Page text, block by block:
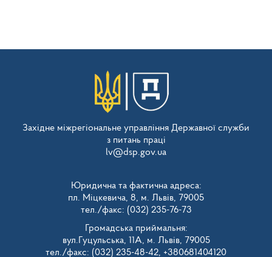
Західне міжрегіональне управління Державної служби
з питань праці
lv@dsp.gov.ua
Юридична та фактична адреса:
пл. Міцкевича, 8, м. Львів, 79005
тел./факс: (032) 235-76-73
Громадська приймальня:
вул.Гуцульська, 11А, м. Львів, 79005
тел./факс: (032) 235-48-42, +380681404120